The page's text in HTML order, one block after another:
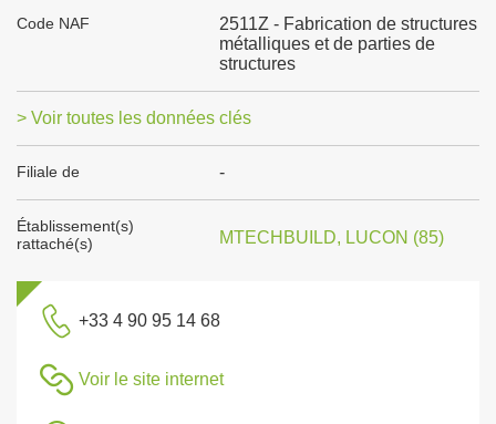
Code NAF
2511Z - Fabrication de structures
métalliques et de parties de
structures
> Voir toutes les données clés
Filiale de -
Établissement(s)
rattaché(s)
MTECHBUILD, LUCON (85)
+33 4 90 95 14 68
Voir le site internet